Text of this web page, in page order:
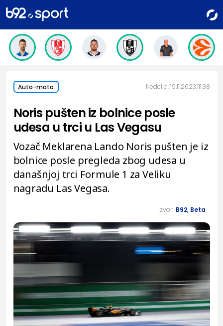
Auto-moto Nedelja, 19.11.2023. 11:38
Noris pušten iz bolnice posle
udesa u trci u Las Vegasu
Vozač Meklarena Lando Noris pušten je iz
bolnice posle pregleda zbog udesa u
današnjoj trci Formule 1 za Veliku
nagradu Las Vegasa.
Izvor: B92, Beta